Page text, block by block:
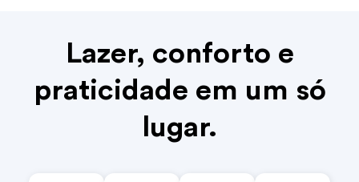
Lazer, conforto e
praticidade em um só
lugar.